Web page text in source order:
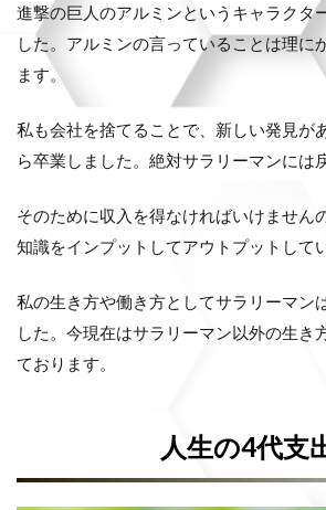
進撃の巨人のアルミンというキャラクタ
した。アルミンの言っていることは理に
ます。
私も会社を捨てることで、新しい発見が
ら卒業しました。絶対サラリーマンには
そのために収入を得なければいけません
知識をインプットしてアウトプットして
私の生き方や働き方としてサラリーマン
した。今現在はサラリーマン以外の生き
ております。
人生の4代支